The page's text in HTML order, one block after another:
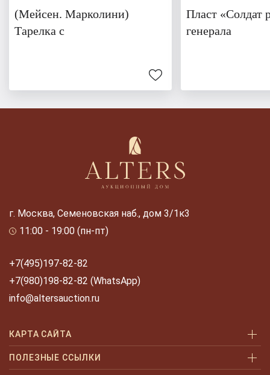
(Мейсен. Марколини)
Тарелка с
Пласт «Солдат
генерала
г. Москва, Семеновская наб., дом 3/1к3
11:00 - 19:00 (пн-пт)
+7(495)197-82-82
+7(980)198-82-82 (WhatsApp)
info@altersauction.ru
КАРТА САЙТА
Аукционы
ПОЛЕЗНЫЕ ССЫЛКИ